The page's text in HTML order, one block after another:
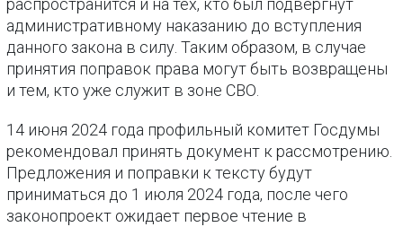
распространится и на тех, кто был подвергнут
административному наказанию до вступления
данного закона в силу. Таким образом, в случае
принятия поправок права могут быть возвращены
и тем, кто уже служит в зоне СВО.
14 июня 2024 года профильный комитет Госдумы
рекомендовал принять документ к рассмотрению.
Предложения и поправки к тексту будут
приниматься до 1 июля 2024 года, после чего
законопроект ожидает первое чтение в